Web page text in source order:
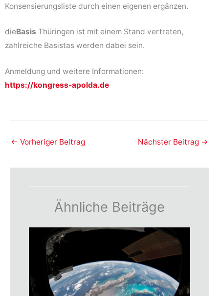
Konsensierungsliste durch einen eigenen ergänzen.
dieBasis Thüringen ist mit einem Stand vertreten,
zahlreiche Basistas werden dabei sein.
Anmeldung und weitere Informationen:
https://kongress-apolda.de
← Vorheriger Beitrag Nächster Beitrag →
Ähnliche Beiträge